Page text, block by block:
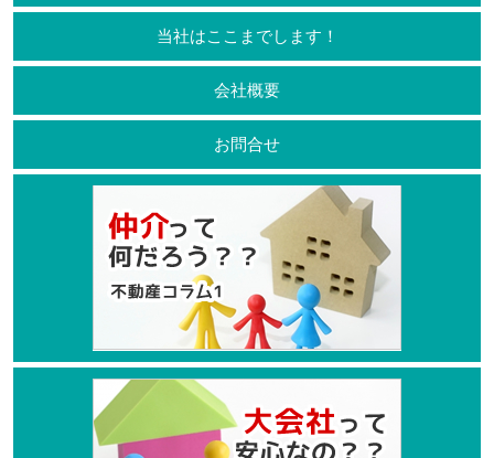
当社はここまでします！
会社概要
お問合せ